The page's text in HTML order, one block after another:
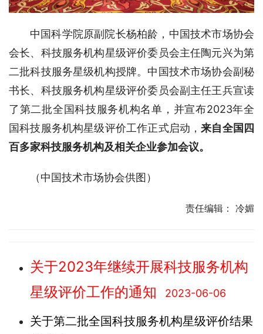
中国科学院原副院长杨柏龄，中国技术市场协会
会长、科技服务机构星级评价委员会主任陶元兴为第
二批科技服务星级机构授牌。中国技术市场协会副秘
书长、科技服务机构星级评价委员会副主任王兵宣读
了第二批全国科技服务机构名单，并宣布2023年全
国科技服务机构星级评价工作正式启动，来自全国四
百多家科技服务机构及相关企业参加会议。
（中国技术市场协会供图）
责任编辑： 冷媚
关于2023年继续开展科技服务机构
星级评价工作的通知
2023-06-06
关于第二批全国科技服务机构星级评价结果